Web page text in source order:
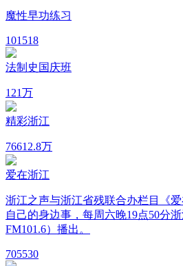
魔性早功练习
101518
法制史国庆班
121万
精彩浙江
76612.8万
爱在浙江
浙江之声与浙江省残联合办栏目《
自己的身边事，每周六晚19点50分
FM101.6）播出。
705530